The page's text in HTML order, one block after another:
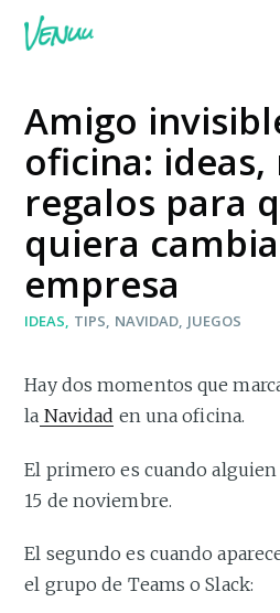
Amigo
oficina: ideas,
regalos para
quiera
empresa
IDEAS TIPS NAVIDAD JUEGOS
Hay dos momentos que
la Navidad en una oficina.
El primero es cuando
15 de noviembre.
El segundo es cuando
el grupo de Teams o Slack: